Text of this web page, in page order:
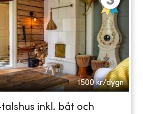
1500 kr/dygn
inkl. båt och